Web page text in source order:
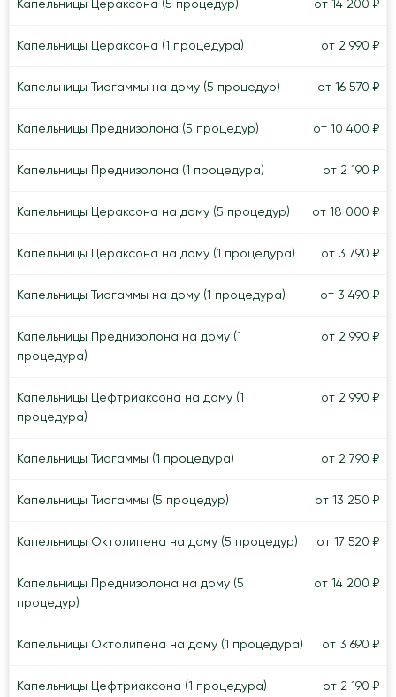
Капельницы Цераксона (5 процедур) от 14 200 ₽
Капельницы Цераксона (1 процедура) от 2 990 ₽
Капельницы Тиогаммы на дому (5 процедур) от 16 570 ₽
Капельницы Преднизолона (5 процедур) от 10 400 ₽
Капельницы Преднизолона (1 процедура) от 2 190 ₽
Капельницы Цераксона на дому (5 процедур) от 18 000 ₽
Капельницы Цераксона на дому (1 процедура) от 3 790 ₽
Капельницы Тиогаммы на дому (1 процедура) от 3 490 ₽
Капельницы Преднизолона на дому (1
процедура)
от 2 990 ₽
Капельницы Цефтриаксона на дому (1
процедура)
от 2 990 ₽
Капельницы Тиогаммы (1 процедура) от 2 790 ₽
Капельницы Тиогаммы (5 процедур) от 13 250 ₽
Капельницы Октолипена на дому (5 процедур) от 17 520 ₽
Капельницы Преднизолона на дому (5
процедур)
от 14 200 ₽
Капельницы Октолипена на дому (1 процедура) от 3 690 ₽
Капельницы Цефтриаксона (1 процедура) от 2 190 ₽